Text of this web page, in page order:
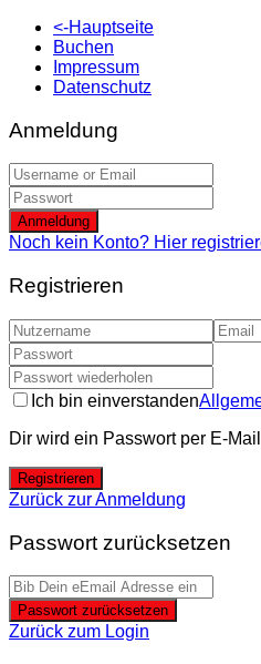
<-Hauptseite
Buchen
Impressum
Datenschutz
Anmeldung
Anmeldung
Noch kein Konto? Hier
Registrieren
Ich bin einverstanden
Dir wird ein Passwort per E-
Registrieren
Zurück zur Anmeldung
Passwort zurücksetzen
Passwort zurücksetzen
Zurück zum Login